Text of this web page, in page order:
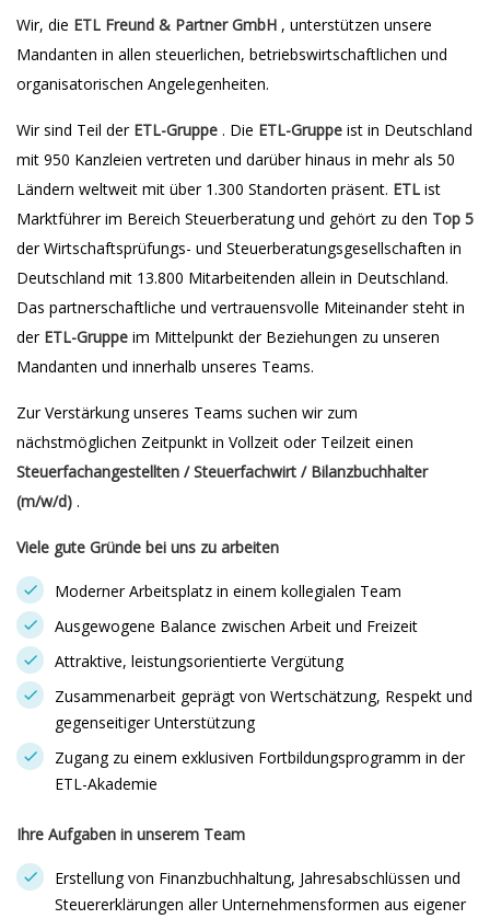
Wir, die ETL Freund & Partner GmbH , unterstützen unsere
Mandanten in allen steuerlichen, betriebswirtschaftlichen und
organisatorischen Angelegenheiten.
Wir sind Teil der ETL-Gruppe . Die ETL-Gruppe ist in Deutschland
mit 950 Kanzleien vertreten und darüber hinaus in mehr als 50
Ländern weltweit mit über 1.300 Standorten präsent. ETL ist
Marktführer im Bereich Steuerberatung und gehört zu den Top 5
der Wirtschaftsprüfungs- und Steuerberatungsgesellschaften in
Deutschland mit 13.800 Mitarbeitenden allein in Deutschland.
Das partnerschaftliche und vertrauensvolle Miteinander steht in
der ETL-Gruppe im Mittelpunkt der Beziehungen zu unseren
Mandanten und innerhalb unseres Teams.
Zur Verstärkung unseres Teams suchen wir zum
nächstmöglichen Zeitpunkt in Vollzeit oder Teilzeit einen
Steuerfachangestellten / Steuerfachwirt / Bilanzbuchhalter
(m/w/d) .
Viele gute Gründe bei uns zu arbeiten
Moderner Arbeitsplatz in einem kollegialen Team
Ausgewogene Balance zwischen Arbeit und Freizeit
Attraktive, leistungsorientierte Vergütung
Zusammenarbeit geprägt von Wertschätzung, Respekt und
gegenseitiger Unterstützung
Zugang zu einem exklusiven Fortbildungsprogramm in der
ETL-Akademie
Ihre Aufgaben in unserem Team
Erstellung von Finanzbuchhaltung, Jahresabschlüssen und
Steuererklärungen aller Unternehmensformen aus eigener